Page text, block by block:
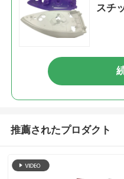
スチ
推薦されたプロダクト